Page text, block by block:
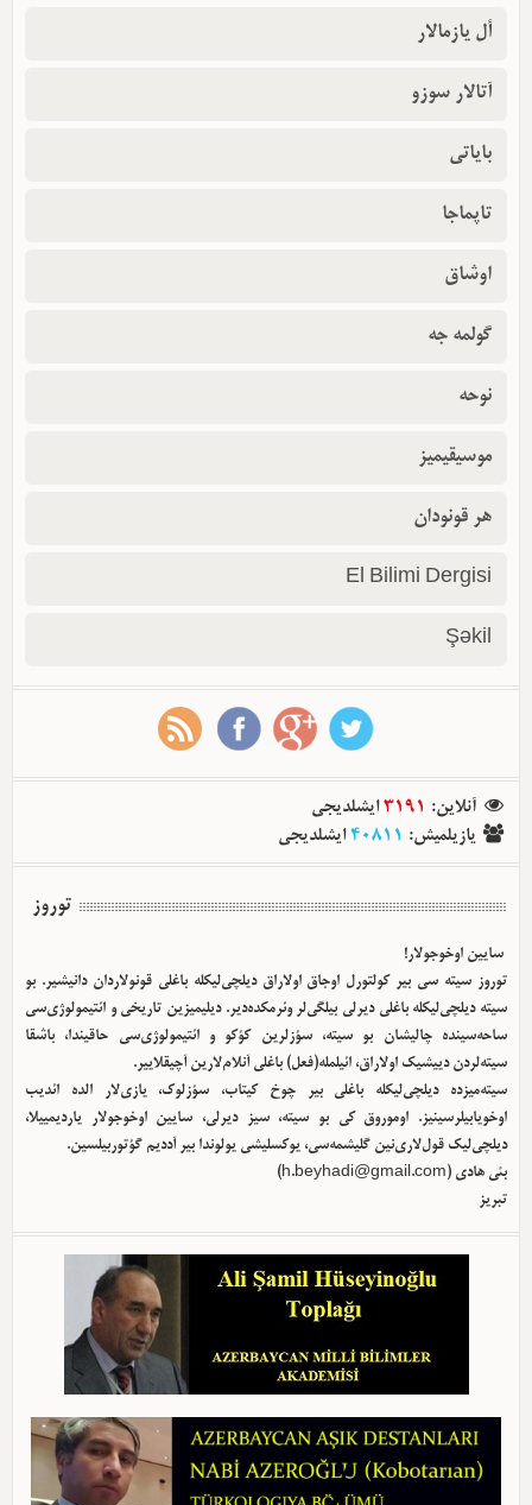
أل یازمالار
آتالار سوزو
بایاتی
تاپماجا
اوشاق
گولمه جه
نوحه
موسیقیمیز
هر قونودان
El Bilimi Dergisi
Şəkil
آنلاین:
3191ایشلدیجی
یازیلمیش:
40811ایشلدیجی
توروز
سایین اوخوجولار!
توروز سیته سی بیر کولتورل اوجاق اولا‌راق دیلچی‌لیکله باغلی قونولاردان دانیشیر. بو
سیته دیلچی‌لیکله باغلی دیرلی بیلگی‌لر وئرمکده‌دیر. دیلیمیزین تاریخی و ائتیمولوژی‌سی
ساحه‌سینده چالیشان بو سیته، سؤزلرین کؤکو و ائتیمولوژی‌سی حاقیندا، باشقا
سیته‌لردن دییشیک اولا‌راق، ائیلمله(فعل) باغلی آنلام‌لارین آچیقلاییر.
سیته‌میزده دیلچی‌لیکله باغلی بیر چوخ کیتاب، سؤزلوک، یازی‌لار الده ائدیب
اوخویابیلرسینیز. اوموروق کی بو سیته، سیز دیرلی، سایین اوخوجولار یاردیمییلا،
دیلچی‌لیک قول‌لاری‌نین گلیشمه‌سی، یوکسلیشی یولوندا بیر آددیم گؤتوربیلسین.
بئی هادی (h.beyhadi@gmail.com
)
تبریز